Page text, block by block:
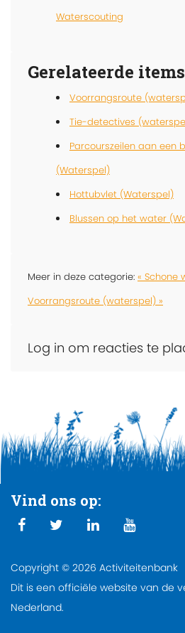
Waterscouting
Gerelateerde
Voorrangsroute
Tie-detectives
Parcourszeilen aan een
(Waterspel)
Hottubvlet (Waterspel)
Blussen op het water
Meer in deze categorie: « Schone
Voorrangsroute (waterspel) »
Log in om reacties te
Vind ons op:
Copyright © 2026 Activiteitenbank
Dit is een officiële website van de
Nederland.